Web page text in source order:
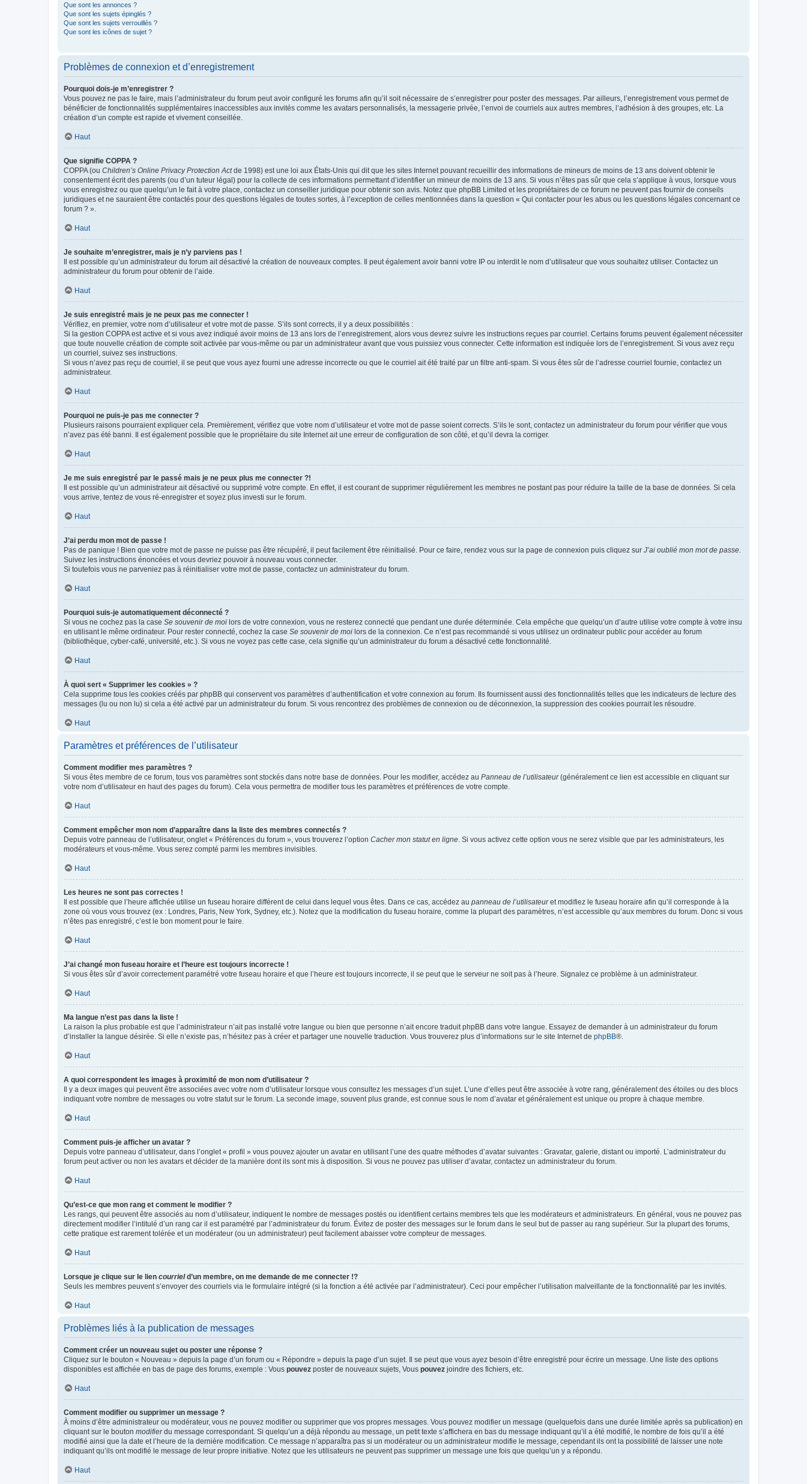
Que sont les annonces ?
Que sont les sujets épinglés ?
Que sont les sujets verrouillés ?
Que sont les icônes de sujet ?
Problèmes de connexion et d’enregistrement
Pourquoi dois-je m’enregistrer ?
Vous pouvez ne pas le faire, mais l’administrateur du forum peut avoir configuré les forums afin qu’il soit nécessaire de s’enregistrer pour poster des messages. Par ailleurs, l’enregistrement vous permet de
bénéficier de fonctionnalités supplémentaires inaccessibles aux invités comme les avatars personnalisés, la messagerie privée, l’envoi de courriels aux autres membres, l’adhésion à des groupes, etc. La
création d’un compte est rapide et vivement conseillée.
Haut
Que signifie COPPA ?
COPPA (ou Children’s Online Privacy Protection Actde 1998) est une loi aux États-Unis qui dit que les sites Internet pouvant recueillir des informations de mineurs de moins de 13 ans doivent obtenir le
consentement écrit des parents (ou d’un tuteur légal) pour la collecte de ces informations permettant d’identifier un mineur de moins de 13 ans. Si vous n’êtes pas sûr que cela s’applique à vous, lorsque vous
vous enregistrez ou que quelqu’un le fait à votre place, contactez un conseiller juridique pour obtenir son avis. Notez que phpBB Limited et les propriétaires de ce forum ne peuvent pas fournir de conseils
juridiques et ne sauraient être contactés pour des questions légales de toutes sortes, à l’exception de celles mentionnées dans la question « Qui contacter pour les abus ou les questions légales concernant ce
forum ? ».
Haut
Je souhaite m’enregistrer, mais je n’y parviens pas !
Il est possible qu’un administrateur du forum ait désactivé la création de nouveaux comptes. Il peut également avoir banni votre IP ou interdit le nom d’utilisateur que vous souhaitez utiliser. Contactez un
administrateur du forum pour obtenir de l’aide.
Haut
Je suis enregistré mais je ne peux pas me connecter !
Vérifiez, en premier, votre nom d’utilisateur et votre mot de passe. S’ils sont corrects, il y a deux possibilités :
Si la gestion COPPA est active et si vous avez indiqué avoir moins de 13 ans lors de l’enregistrement, alors vous devrez suivre les instructions reçues par courriel. Certains forums peuvent également nécessiter
que toute nouvelle création de compte soit activée par vous-même ou par un administrateur avant que vous puissiez vous connecter. Cette information est indiquée lors de l’enregistrement. Si vous avez reçu
un courriel, suivez ses instructions.
Si vous n’avez pas reçu de courriel, il se peut que vous ayez fourni une adresse incorrecte ou que le courriel ait été traité par un filtre anti-spam. Si vous êtes sûr de l’adresse courriel fournie, contactez un
administrateur.
Haut
Pourquoi ne puis-je pas me connecter ?
Plusieurs raisons pourraient expliquer cela. Premièrement, vérifiez que votre nom d’utilisateur et votre mot de passe soient corrects. S’ils le sont, contactez un administrateur du forum pour vérifier que vous
n’avez pas été banni. Il est également possible que le propriétaire du site Internet ait une erreur de configuration de son côté, et qu’il devra la corriger.
Haut
Je me suis enregistré par le passé mais je ne peux plus me connecter ?!
Il est possible qu’un administrateur ait désactivé ou supprimé votre compte. En effet, il est courant de supprimer régulièrement les membres ne postant pas pour réduire la taille de la base de données. Si cela
vous arrive, tentez de vous ré-enregistrer et soyez plus investi sur le forum.
Haut
J’ai perdu mon mot de passe !
Pas de panique ! Bien que votre mot de passe ne puisse pas être récupéré, il peut facilement être réinitialisé. Pour ce faire, rendez vous sur la page de connexion puis cliquez sur J’ai oublié mon mot de passe.
Suivez les instructions énoncées et vous devriez pouvoir à nouveau vous connecter.
Si toutefois vous ne parveniez pas à réinitialiser votre mot de passe, contactez un administrateur du forum.
Haut
Pourquoi suis-je automatiquement déconnecté ?
Si vous ne cochez pas la case Se souvenir de moi lors de votre connexion, vous ne resterez connecté que pendant une durée déterminée. Cela empêche que quelqu’un d’autre utilise votre compte à votre insu
en utilisant le même ordinateur. Pour rester connecté, cochez la case Se souvenir de moi lors de la connexion. Ce n’est pas recommandé si vous utilisez un ordinateur public pour accéder au forum
(bibliothèque, cyber-café, université, etc.). Si vous ne voyez pas cette case, cela signifie qu’un administrateur du forum a désactivé cette fonctionnalité.
Haut
À quoi sert « Supprimer les cookies » ?
Cela supprime tous les cookies créés par phpBB qui conservent vos paramètres d’authentification et votre connexion au forum. Ils fournissent aussi des fonctionnalités telles que les indicateurs de lecture des
messages (lu ou non lu) si cela a été activé par un administrateur du forum. Si vous rencontrez des problèmes de connexion ou de déconnexion, la suppression des cookies pourrait les résoudre.
Haut
Paramètres et préférences de l’utilisateur
Comment modifier mes paramètres ?
Si vous êtes membre de ce forum, tous vos paramètres sont stockés dans notre base de données. Pour les modifier, accédez au Panneau de l’utilisateur(généralement ce lien est accessible en cliquant sur
votre nom d’utilisateur en haut des pages du forum). Cela vous permettra de modifier tous les paramètres et préférences de votre compte.
Haut
Comment empêcher mon nom d’apparaître dans la liste des membres connectés ?
Depuis votre panneau de l’utilisateur, onglet « Préférences du forum », vous trouverez l’option Cacher mon statut en ligne. Si vous activez cette option vous ne serez visible que par les administrateurs, les
modérateurs et vous-même. Vous serez compté parmi les membres invisibles.
Haut
Les heures ne sont pas correctes !
Il est possible que l’heure affichée utilise un fuseau horaire différent de celui dans lequel vous êtes. Dans ce cas, accédez au panneau de l’utilisateuret modifiez le fuseau horaire afin qu’il corresponde à la
zone où vous vous trouvez (ex : Londres, Paris, New York, Sydney, etc.). Notez que la modification du fuseau horaire, comme la plupart des paramètres, n’est accessible qu’aux membres du forum. Donc si vous
n’êtes pas enregistré, c’est le bon moment pour le faire.
Haut
J’ai changé mon fuseau horaire et l’heure est toujours incorrecte !
Si vous êtes sûr d’avoir correctement paramétré votre fuseau horaire et que l’heure est toujours incorrecte, il se peut que le serveur ne soit pas à l’heure. Signalez ce problème à un administrateur.
Haut
Ma langue n’est pas dans la liste !
La raison la plus probable est que l’administrateur n’ait pas installé votre langue ou bien que personne n’ait encore traduit phpBB dans votre langue. Essayez de demander à un administrateur du forum
d’installer la langue désirée. Si elle n’existe pas, n’hésitez pas à créer et partager une nouvelle traduction. Vous trouverez plus d’informations sur le site Internet de phpBB®.
Haut
A quoi correspondent les images à proximité de mon nom d’utilisateur ?
Il y a deux images qui peuvent être associées avec votre nom d’utilisateur lorsque vous consultez les messages d’un sujet. L’une d’elles peut être associée à votre rang, généralement des étoiles ou des blocs
indiquant votre nombre de messages ou votre statut sur le forum. La seconde image, souvent plus grande, est connue sous le nom d’avatar et généralement est unique ou propre à chaque membre.
Haut
Comment puis-je afficher un avatar ?
Depuis votre panneau d’utilisateur, dans l’onglet « profil » vous pouvez ajouter un avatar en utilisant l’une des quatre méthodes d’avatar suivantes : Gravatar, galerie, distant ou importé. L’administrateur du
forum peut activer ou non les avatars et décider de la manière dont ils sont mis à disposition. Si vous ne pouvez pas utiliser d’avatar, contactez un administrateur du forum.
Haut
Qu’est-ce que mon rang et comment le modifier ?
Les rangs, qui peuvent être associés au nom d’utilisateur, indiquent le nombre de messages postés ou identifient certains membres tels que les modérateurs et administrateurs. En général, vous ne pouvez pas
directement modifier l’intitulé d’un rang car il est paramétré par l’administrateur du forum. Évitez de poster des messages sur le forum dans le seul but de passer au rang supérieur. Sur la plupart des forums,
cette pratique est rarement tolérée et un modérateur (ou un administrateur) peut facilement abaisser votre compteur de messages.
Haut
Lorsque je clique sur le lien courrield’un membre, on me demande de me connecter !?
Seuls les membres peuvent s’envoyer des courriels via le formulaire intégré (si la fonction a été activée par l’administrateur). Ceci pour empêcher l’utilisation malveillante de la fonctionnalité par les invités.
Haut
Problèmes liés à la publication de messages
Comment créer un nouveau sujet ou poster une réponse ?
Cliquez sur le bouton « Nouveau » depuis la page d’un forum ou « Répondre » depuis la page d’un sujet. Il se peut que vous ayez besoin d’être enregistré pour écrire un message. Une liste des options
disponibles est affichée en bas de page des forums, exemple : Vous pouvez poster de nouveaux sujets, Vous pouvez joindre des fichiers, etc.
Haut
Comment modifier ou supprimer un message ?
À moins d’être administrateur ou modérateur, vous ne pouvez modifier ou supprimer que vos propres messages. Vous pouvez modifier un message (quelquefois dans une durée limitée après sa publication) en
cliquant sur le bouton modifierdu message correspondant. Si quelqu’un a déjà répondu au message, un petit texte s’affichera en bas du message indiquant qu’il a été modifié, le nombre de fois qu’il a été
modifié ainsi que la date et l’heure de la dernière modification. Ce message n’apparaîtra pas si un modérateur ou un administrateur modifie le message, cependant ils ont la possibilité de laisser une note
indiquant qu’ils ont modifié le message de leur propre initiative. Notez que les utilisateurs ne peuvent pas supprimer un message une fois que quelqu’un y a répondu.
Haut